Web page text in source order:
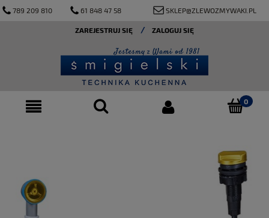
789 209 810 61 848 47 58 SKLEP@ZLEWOZMYWAKI.PL
ZAREJESTRUJ SIĘ ZALOGUJ SIĘ